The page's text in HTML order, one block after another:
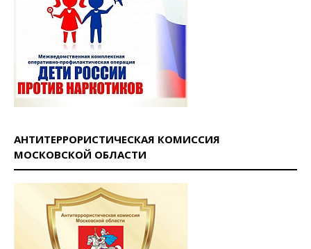
АНТИТЕРРОРИСТИЧЕСКАЯ КОМИССИЯ
МОСКОВСКОЙ ОБЛАСТИ